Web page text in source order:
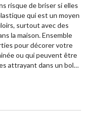
risque de briser si elles
qui est un moyen
surtout avec des
la maison. Ensemble
pour décorer votre
ou qui peuvent être
attrayant dans un bol